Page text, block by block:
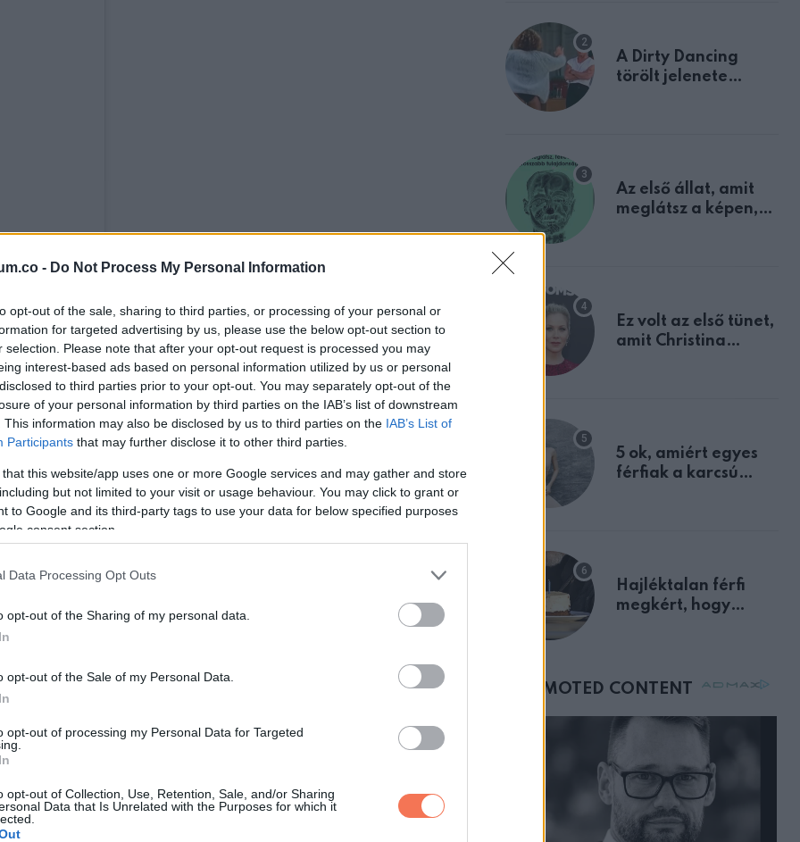
- Do Not Process My Personal Information
opt-out of the sale, sharing to third parties, or processing of your personal or
for targeted advertising by us, please use the below opt-out section to
selection. Please note that after your opt-out request is processed you may
interest-based ads based on personal information utilized by us or personal
to third parties prior to your opt-out. You may separately opt-out of the
of your personal information by third parties on the IAB’s list of downstream
This information may also be disclosed by us to third parties on the IAB’s List of
Participants that may further disclose it to other third parties.
that this website/app uses one or more Google services and may gather and store
but not limited to your visit or usage behaviour. You may click to grant or
to Google and its third-party tags to use your data for below specified purposes
consent section.
Data Processing Opt Outs
opt-out of the Sharing of my personal data.
opt-out of the Sale of my Personal Data.
opt-out of processing my Personal Data for Targeted
opt-out of Collection, Use, Retention, Sale, and/or Sharing
Data that Is Unrelated with the Purposes for which it
n is részt vett, valamint Ausztrália 90. legszebb nőjének is
és 2018-ban vált híressé, amikor egészen a Maxim’s Finest Australia
meg.
fel a sok kedves szóra.
A Dirty Dancing
törölt jelenete
Az első állat, amit
meglátsz a képen,
Ez volt az első tünet,
amit Christina
5 ok, amiért egyes
férfiak a karcsú
Hajléktalan férfi
megkért, hogy
mellettem ült az első